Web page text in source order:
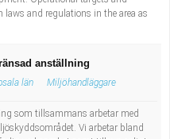
laws and regulations in the area as
anställning
län Miljöhandläggare
som tillsammans arbetar med
Vi arbetar bland